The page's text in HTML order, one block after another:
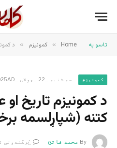
تاسو په Home
» کمونیزم » د
کمونیزم سه شنبه _22 _جولای _2025AH 22-7-2025AD
د کمونیزم تاریخ او
کتنه (شپاړلسمه
By محمد فاتح څرگندونې